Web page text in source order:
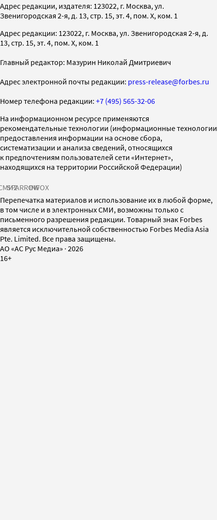
Адрес редакции, издателя: 123022, г. Москва, ул.
Звенигородская 2-я, д. 13, стр. 15, эт. 4, пом. X, ком. 1
Адрес редакции: 123022, г. Москва, ул. Звенигородская 2-я, д.
13, стр. 15, эт. 4, пом. X, ком. 1
Главный редактор: Мазурин Николай Дмитриевич
Адрес электронной почты редакции: press-release@forbes.ru
Номер телефона редакции: +7 (495) 565-32-06
На информационном ресурсе применяются
рекомендательные технологии (информационные технологии
предоставления информации на основе сбора,
систематизации и анализа сведений, относящихся
к предпочтениям пользователей сети «Интернет»,
находящихся на территории Российской Федерации)
SPARROWINFOX
Перепечатка материалов и использование их в любой форме,
в том числе и в электронных СМИ, возможны только с
письменного разрешения редакции. Товарный знак Forbes
является исключительной собственностью Forbes Media Asia
Pte. Limited. Все права защищены.
AO «АС Рус Медиа» · 2026
16+